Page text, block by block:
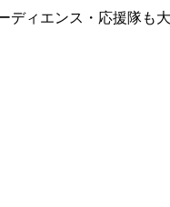
ィエンス・応援隊も